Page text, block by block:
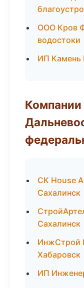
ООО Кров
водостоки
ИП Камень
Компании
СК House
Сахалинск
Сахалинск
ИнжСтрой
Хабаровск
ИП